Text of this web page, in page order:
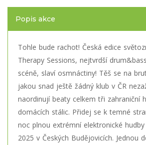
Popis akce
Tohle bude rachot! Česká edice
Therapy Sessions, nejtvrdší
scéně, slaví osmnáctiny! Těš se na
jakou snad ještě žádný klub v ČR
naordinují beaty celkem tři zahraniční
domácích stálic. Přidej se k temné
noc plnou extrémní elektronické
2025 v Českých Budějovicích. Jednou